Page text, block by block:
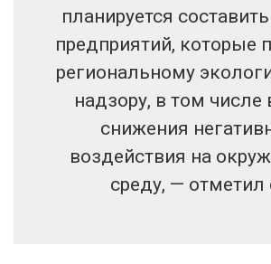
планируется
предприятий, которые
региональному
надзору, в том числе
снижения
воздействия на
среду, — отметил